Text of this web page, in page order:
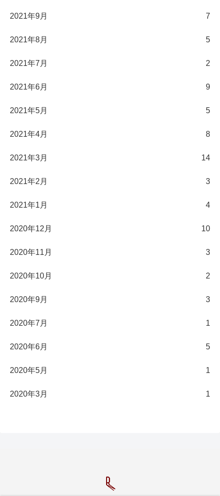
2021年9月 7
2021年8月 5
2021年7月 2
2021年6月 9
2021年5月 5
2021年4月 8
2021年3月 14
2021年2月 3
2021年1月 4
2020年12月 10
2020年11月 3
2020年10月 2
2020年9月 3
2020年7月 1
2020年6月 5
2020年5月 1
2020年3月 1